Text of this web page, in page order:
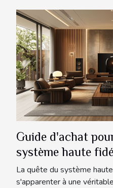
Guide d'achat
système haute
La quête du système
s'apparenter à une